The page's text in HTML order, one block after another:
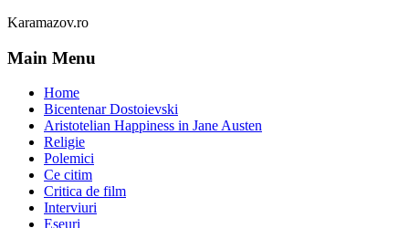
Karamazov.ro
Main Menu
Home
Bicentenar Dostoievski
Aristotelian Happiness in Jane Austen
Religie
Polemici
Ce citim
Critica de film
Interviuri
Eseuri